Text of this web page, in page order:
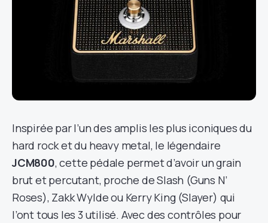
Inspirée par l’un des amplis les plus iconiques du
hard rock et du heavy metal, le légendaire
JCM800, cette pédale permet d’avoir un grain
brut et percutant, proche de Slash (Guns N’
Roses), Zakk Wylde ou Kerry King (Slayer) qui
l’ont tous les 3 utilisé. Avec des contrôles pour